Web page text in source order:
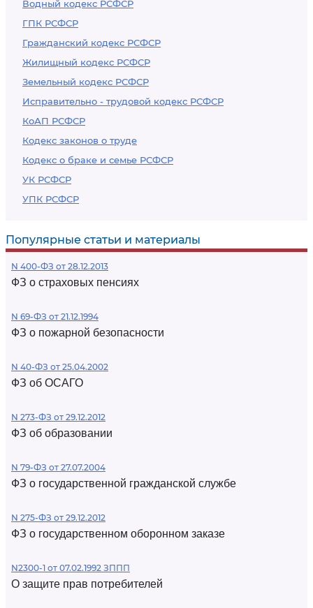
Водный кодекс РСФСР
ГПК РСФСР
Гражданский кодекс РСФСР
Жилищный кодекс РСФСР
Земельный кодекс РСФСР
Исправительно - трудовой кодекс РСФСР
КоАП РСФСР
Кодекс законов о труде
Кодекс о браке и семье РСФСР
УК РСФСР
УПК РСФСР
Популярные статьи и материалы
N 400-ФЗ от 28.12.2013
ФЗ о страховых пенсиях
N 69-ФЗ от 21.12.1994
ФЗ о пожарной безопасности
N 40-ФЗ от 25.04.2002
ФЗ об ОСАГО
N 273-ФЗ от 29.12.2012
ФЗ об образовании
N 79-ФЗ от 27.07.2004
ФЗ о государственной гражданской службе
N 275-ФЗ от 29.12.2012
ФЗ о государственном оборонном заказе
N2300-1 от 07.02.1992 ЗППП
О защите прав потребителей